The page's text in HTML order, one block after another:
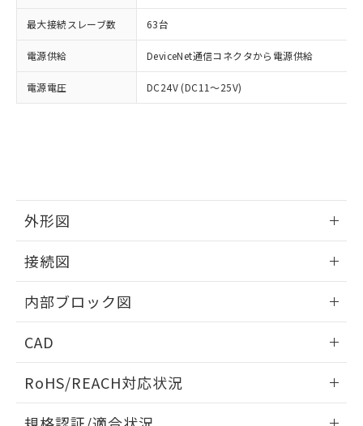
最大接続スレーブ数 63台
電源供給 DeviceNet通信コネクタから電源供給
電源電圧 DC24V (DC11～25V)
外形図
接続図
内部ブロック図
CAD
ドすることができます。
RoHS/REACH対応状況